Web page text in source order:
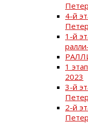
4-й
1-й
1
2023
3-й
2-й